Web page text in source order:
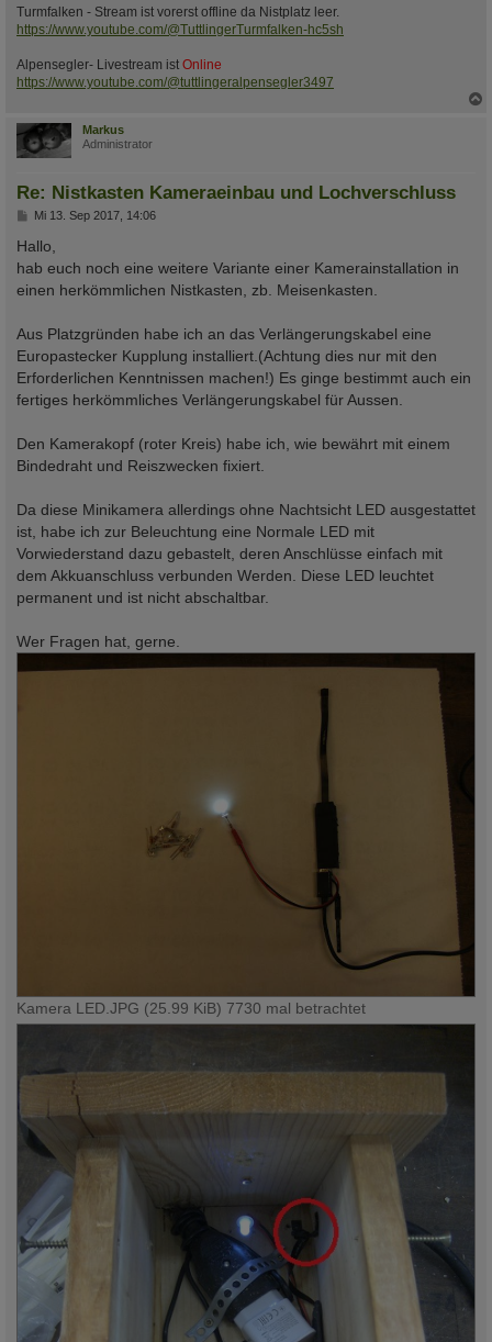
Turmfalken - Stream ist vorerst offline da Nistplatz leer.
https://www.youtube.com/@TuttlingerTurmfalken-hc5sh
Alpensegler- Livestream ist Online
https://www.youtube.com/@tuttlingeralpensegler3497
Markus
Administrator
Re: Nistkasten Kameraeinbau und Lochverschluss
B
i
r
a
g
Mi 13. Sep 2017, 14:06
Hallo,
hab euch noch eine weitere Variante einer Kamerainstallation in
einen herkömmlichen Nistkasten, zb. Meisenkasten.
Aus Platzgründen habe ich an das Verlängerungskabel eine
Europastecker Kupplung installiert.(Achtung dies nur mit den
Erforderlichen Kenntnissen machen!) Es ginge bestimmt auch ein
fertiges herkömmliches Verlängerungskabel für Aussen.
Den Kamerakopf (roter Kreis) habe ich, wie bewährt mit einem
Bindedraht und Reiszwecken fixiert.
Da diese Minikamera allerdings ohne Nachtsicht LED ausgestattet
ist, habe ich zur Beleuchtung eine Normale LED mit
Vorwiederstand dazu gebastelt, deren Anschlüsse einfach mit
dem Akkuanschluss verbunden Werden. Diese LED leuchtet
permanent und ist nicht abschaltbar.
Wer Fragen hat, gerne.
Kamera LED.JPG (25.99 KiB) 7730 mal betrachtet